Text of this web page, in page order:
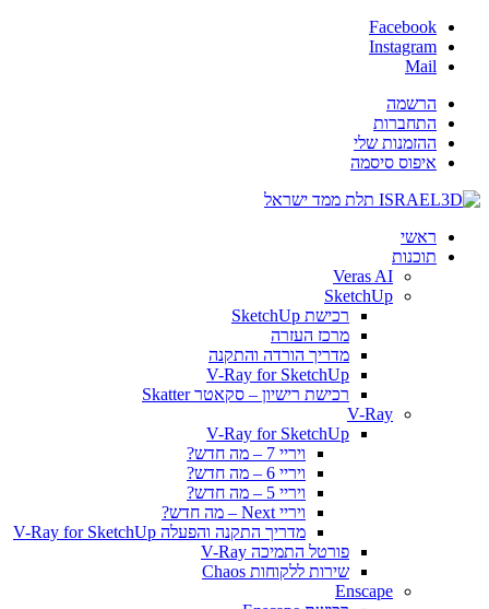
Facebook
Instagram
Mail
הרשמה
התחברות
ההזמנות שלי
איפוס סיסמה
ראשי
תוכנות
Veras AI
SketchUp
רכישת SketchUp
מרכז העזרה
מדריך הורדה והתקנה
V-Ray for SketchUp
רכישת רישיון – סקאטר Skatter
V-Ray
V-Ray for SketchUp
ויריי 7 – מה חדש?
ויריי 6 – מה חדש?
ויריי 5 – מה חדש?
ויריי Next – מה חדש?
מדריך התקנה והפעלה V-Ray for SketchUp
פורטל התמיכה V-Ray
שירות ללקוחות Chaos
Enscape